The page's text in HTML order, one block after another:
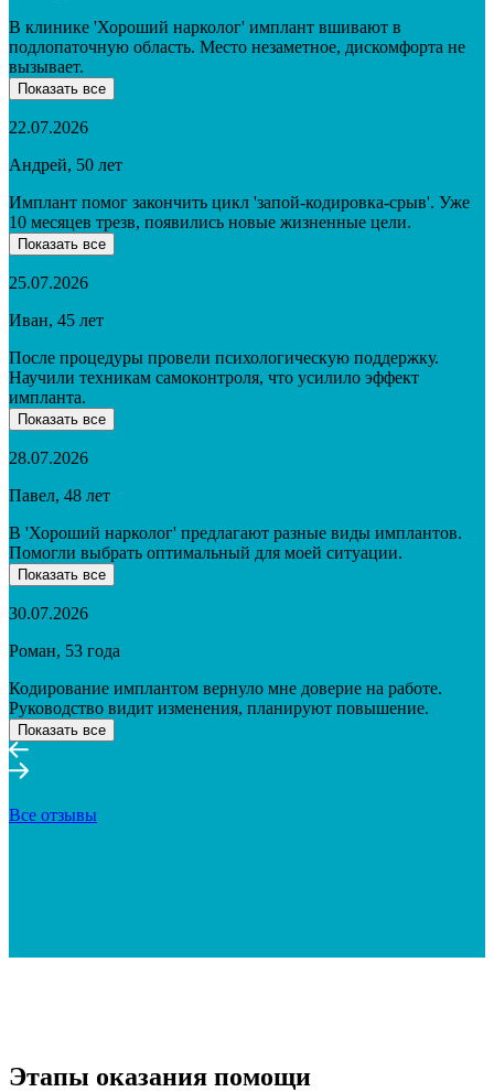
В клинике 'Хороший нарколог' имплант вшивают в
подлопаточную область. Место незаметное, дискомфорта не
вызывает.
Показать все
22.07.2026
Андрей, 50 лет
Имплант помог закончить цикл 'запой-кодировка-срыв'. Уже
10 месяцев трезв, появились новые жизненные цели.
Показать все
25.07.2026
Иван, 45 лет
После процедуры провели психологическую поддержку.
Научили техникам самоконтроля, что усилило эффект
импланта.
Показать все
28.07.2026
Павел, 48 лет
В 'Хороший нарколог' предлагают разные виды имплантов.
Помогли выбрать оптимальный для моей ситуации.
Показать все
30.07.2026
Роман, 53 года
Кодирование имплантом вернуло мне доверие на работе.
Руководство видит изменения, планируют повышение.
Показать все
Все отзывы
Этапы оказания помощи